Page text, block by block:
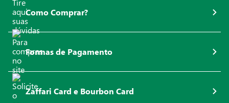
Como Comprar?
Formas de Pagamento
Zaffari Card e Bourbon Card